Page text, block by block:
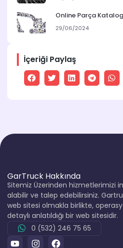
Online Parça
29/06/2024
İçeriği Paylaş
GarTruck Hakkında
Sitemiz Üzerinden hizmetlerimizi
alabilir ve talep edebilirsiniz.
web sitesi olmakla birlikte,
detaylı anlatıldığı bir web sitesidir.
0 (532) 246 75 65